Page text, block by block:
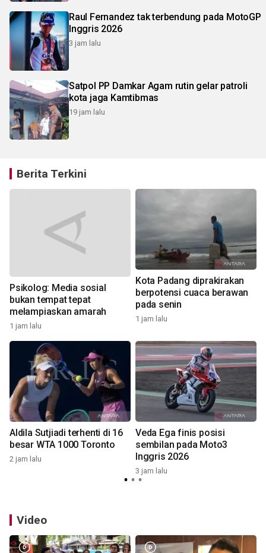
Raul Fernandez tak terbendung pada MotoGP
Inggris 2026
3 jam lalu
Satpol PP Damkar Agam rutin gelar patroli
kota jaga Kamtibmas
19 jam lalu
Berita Terkini
Psikolog: Media sosial
bukan tempat tepat
melampiaskan amarah
1 jam lalu
Kota Padang diprakirakan
berpotensi cuaca berawan
pada senin
1 jam lalu
Aldila Sutjiadi terhenti di 16
besar WTA 1000 Toronto
2 jam lalu
Veda Ega finis posisi
sembilan pada Moto3
Inggris 2026
3 jam lalu
Video